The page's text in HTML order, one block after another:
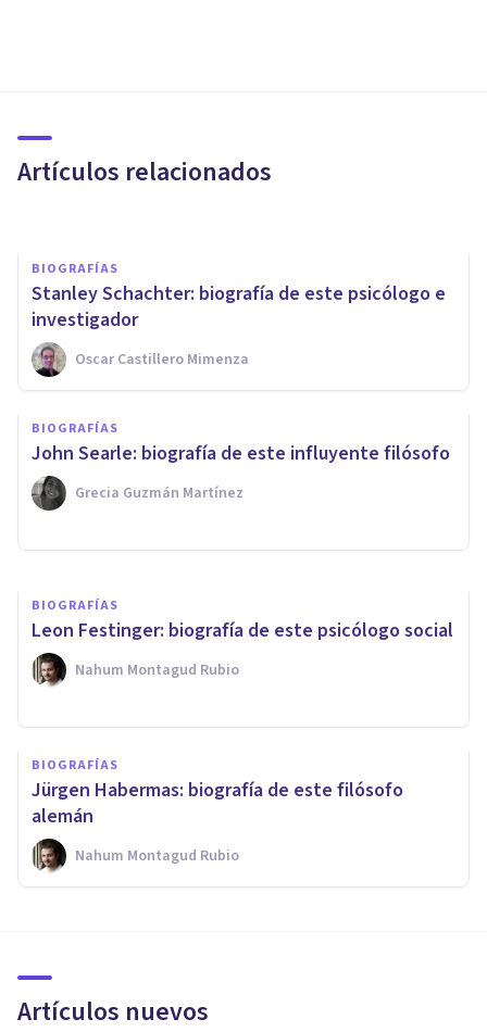
Artículos relacionados
este filólogo y lingüista
BIOGRAFÍAS
Stanley Schachter: biografía de este psicólogo e
investigador
Oscar Castillero Mimenza
BIOGRAFÍAS
John Searle: biografía de este influyente filósofo
Grecia Guzmán Martínez
BIOGRAFÍAS
Steven Pinker: biografía,
teoría y aportaciones
principales
BIOGRAFÍAS
Leon Festinger: biografía de este psicólogo social
Nahum Montagud Rubio
BIOGRAFÍAS
Jürgen Habermas: biografía de este filósofo
alemán
Nahum Montagud Rubio
Artículos nuevos